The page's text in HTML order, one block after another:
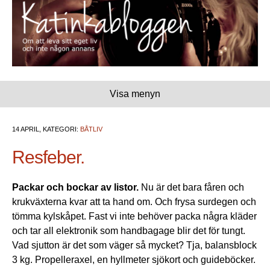
Visa menyn
14 APRIL, KATEGORI: BÅTLIV
Resfeber.
Packar och bockar av listor. Nu är det bara fåren och
krukväxterna kvar att ta hand om. Och frysa surdegen och
tömma kylskåpet. Fast vi inte behöver packa några kläder
och tar all elektronik som handbagage blir det för tungt.
Vad sjutton är det som väger så mycket? Tja, balansblock
3 kg. Propelleraxel, en hyllmeter sjökort och guideböcker.